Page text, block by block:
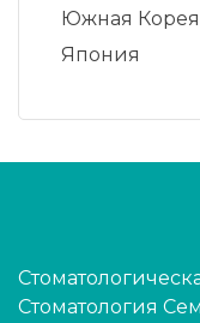
Южная Корея
Япония
Стоматология